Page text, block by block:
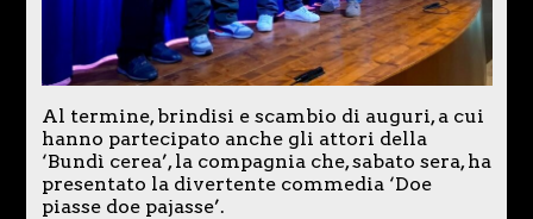
Al termine, brindisi e scambio di auguri, a cui
hanno partecipato anche gli attori della
‘Bundì cerea’, la compagnia che, sabato sera, ha
presentato la divertente commedia ‘Doe
piasse doe pajasse’.